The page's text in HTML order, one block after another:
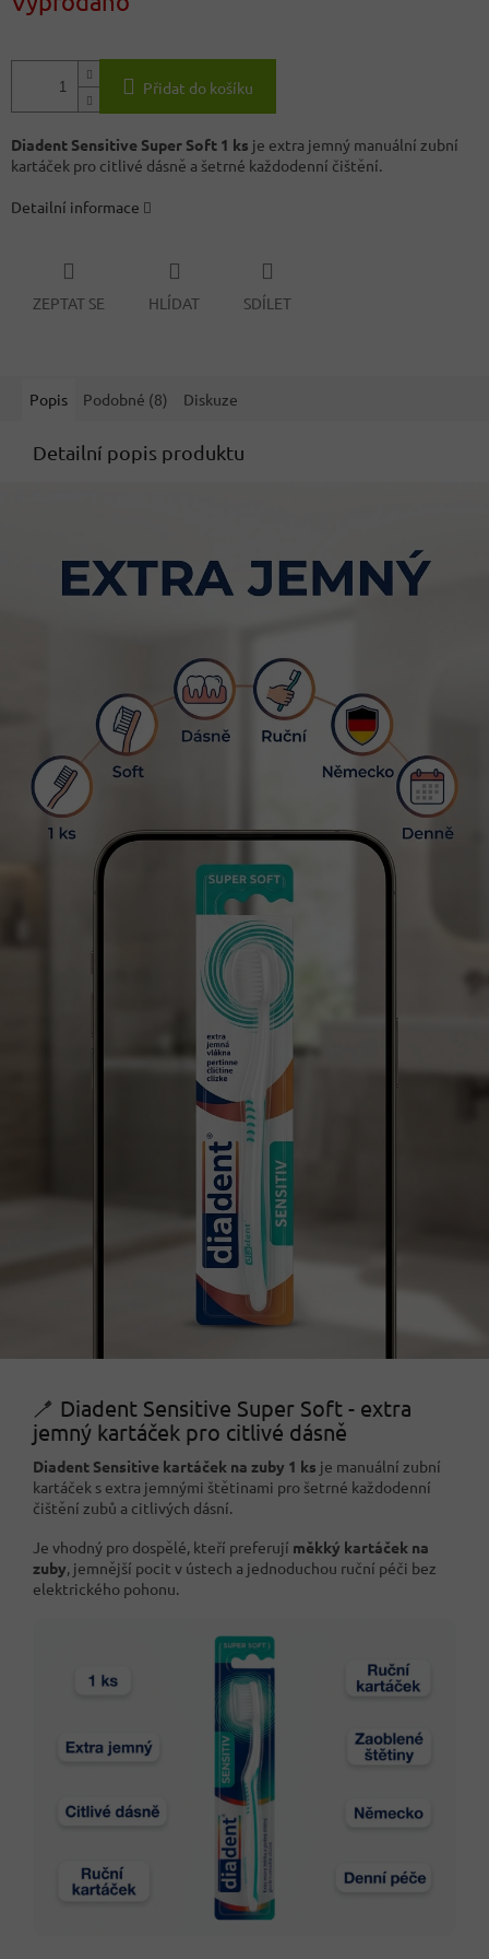
Přidat do košíku
Diadent Sensitive Super Soft 1 ks je extra jemný manuální zubní
kartáček pro citlivé dásně a šetrné každodenní čištění.
Detailní informace
ZEPTAT SE HLÍDAT SDÍLET
Popis Podobné (8) Diskuze
Detailní popis produktu
🪥 Diadent Sensitive Super Soft - extra
jemný kartáček pro citlivé dásně
Diadent Sensitive kartáček na zuby 1 ks je manuální zubní
kartáček s extra jemnými štětinami pro šetrné každodenní
čištění zubů a citlivých dásní.
Je vhodný pro dospělé, kteří preferují měkký kartáček na
zuby, jemnější pocit v ústech a jednoduchou ruční péči bez
elektrického pohonu.